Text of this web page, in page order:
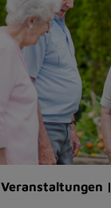
Veranstaltungen |